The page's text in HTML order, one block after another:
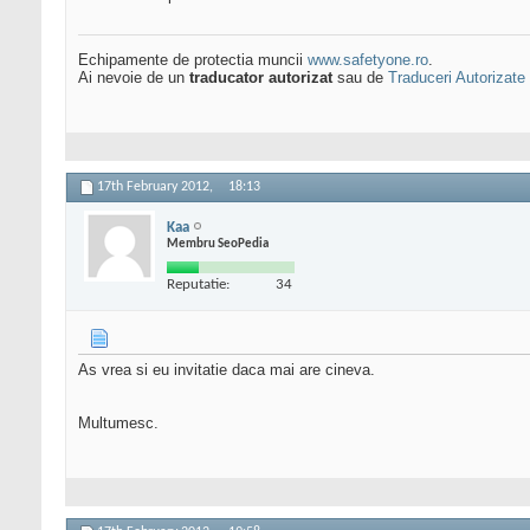
Echipamente de protectia muncii www.safetyone.ro.
Ai nevoie de un traducator autorizatsau de Traduceri Autorizate
17th February 2012, 18:13
Kaa
Membru SeoPedia
Reputatie: 34
As vrea si eu invitatie daca mai are cineva.
Multumesc.